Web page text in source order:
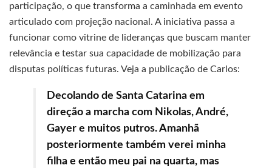
participação, o que transforma a caminhada em evento
articulado com projeção nacional. A iniciativa passa a
funcionar como vitrine de lideranças que buscam manter
relevância e testar sua capacidade de mobilização para
disputas políticas futuras. Veja a publicação de Carlos:
Decolando de Santa Catarina em
direção a marcha com Nikolas, André,
Gayer e muitos putros. Amanhã
posteriormente também verei minha
filha e então meu pai na quarta, mas